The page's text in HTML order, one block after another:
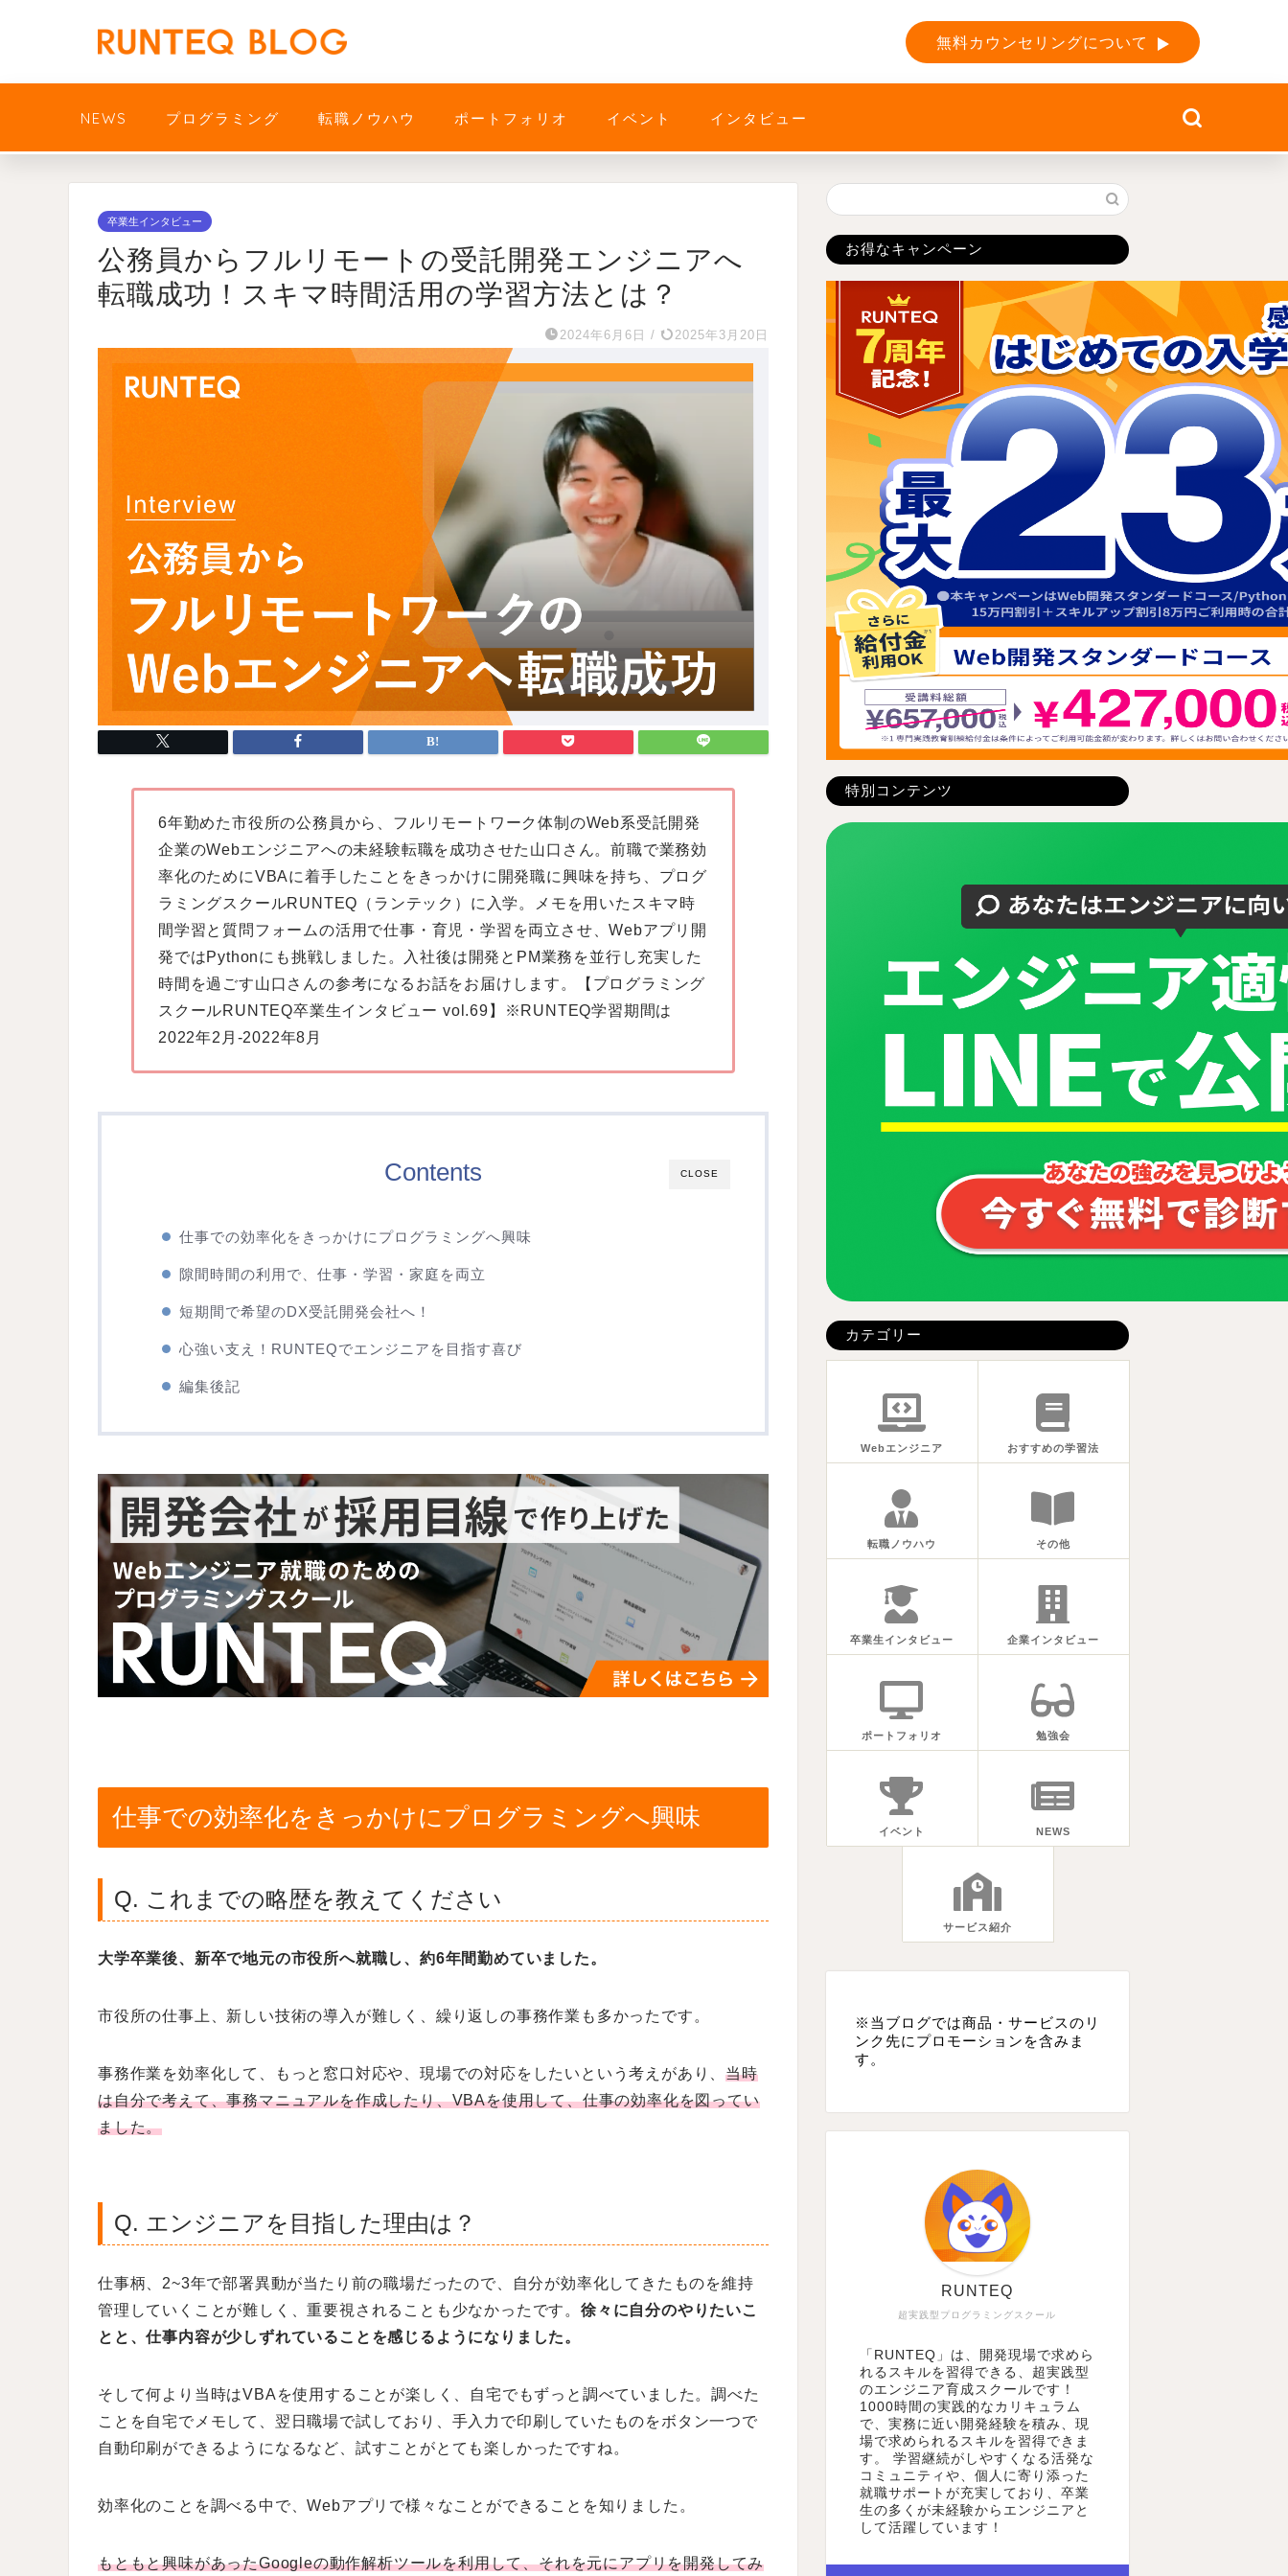
無料カウンセリングについて
NEWS プログラミング 転職ノウハウ ポートフォリオ イベント インタビュー
卒業生インタビュー
公務員からフルリモートの受託開発エンジニアへ
転職成功！スキマ時間活用の学習方法とは？
2024年6月6日 / 2025年3月20日
6年勤めた市役所の公務員から、フルリモートワーク体制のWeb系受託開発
企業のWebエンジニアへの未経験転職を成功させた山口さん。前職で業務効
率化のためにVBAに着手したことをきっかけに開発職に興味を持ち、プログ
ラミングスクールRUNTEQ（ランテック）に入学。メモを用いたスキマ時
間学習と質問フォームの活用で仕事・育児・学習を両立させ、Webアプリ開
発ではPythonにも挑戦しました。入社後は開発とPM業務を並行し充実した
時間を過ごす山口さんの参考になるお話をお届けします。【プログラミング
スクールRUNTEQ卒業生インタビュー vol.69】※RUNTEQ学習期間は
2022年2月-2022年8月
CLOSE
Contents
仕事での効率化をきっかけにプログラミングへ興味
隙間時間の利用で、仕事・学習・家庭を両立
短期間で希望のDX受託開発会社へ！
心強い支え！RUNTEQでエンジニアを目指す喜び
編集後記
仕事での効率化をきっかけにプログラミングへ興味
Q. これまでの略歴を教えてください
大学卒業後、新卒で地元の市役所へ就職し、約6年間勤めていました。
市役所の仕事上、新しい技術の導入が難しく、繰り返しの事務作業も多かったです。
事務作業を効率化して、もっと窓口対応や、現場での対応をしたいという考えがあり、当時
は自分で考えて、事務マニュアルを作成したり、VBAを使用して、仕事の効率化を図ってい
ました。
Q. エンジニアを目指した理由は？
仕事柄、2~3年で部署異動が当たり前の職場だったので、自分が効率化してきたものを維持
管理していくことが難しく、重要視されることも少なかったです。 徐々に自分のやりたいこ
とと、仕事内容が少しずれていることを感じるようになりました。
そして何より当時はVBAを使用することが楽しく、自宅でもずっと調べていました。調べた
ことを自宅でメモして、翌日職場で試しており、手入力で印刷していたものをボタン一つで
自動印刷ができるようになるなど、試すことがとても楽しかったですね。
効率化のことを調べる中で、Webアプリで様々なことができることを知りました。
もともと興味があったGoogleの動作解析ツールを利用して、それを元にアプリを開発してみ
お得なキャンペーン
特別コンテンツ
カテゴリー
Webエンジニア おすすめの学習法
転職ノウハウ その他
卒業生インタビュー 企業インタビュー
ポートフォリオ 勉強会
イベント NEWS
サービス紹介
※当ブログでは商品・サービスのリ
ンク先にプロモーションを含みま
す。
超実践型プログラミングスクール
RUNTEQ
「RUNTEQ」は、開発現場で求めら
れるスキルを習得できる、超実践型
のエンジニア育成スクールです！
1000時間の実践的なカリキュラム
で、実務に近い開発経験を積み、現
場で求められるスキルを習得できま
す。 学習継続がしやすくなる活発な
コミュニティや、個人に寄り添った
就職サポートが充実しており、卒業
生の多くが未経験からエンジニアと
して活躍しています！